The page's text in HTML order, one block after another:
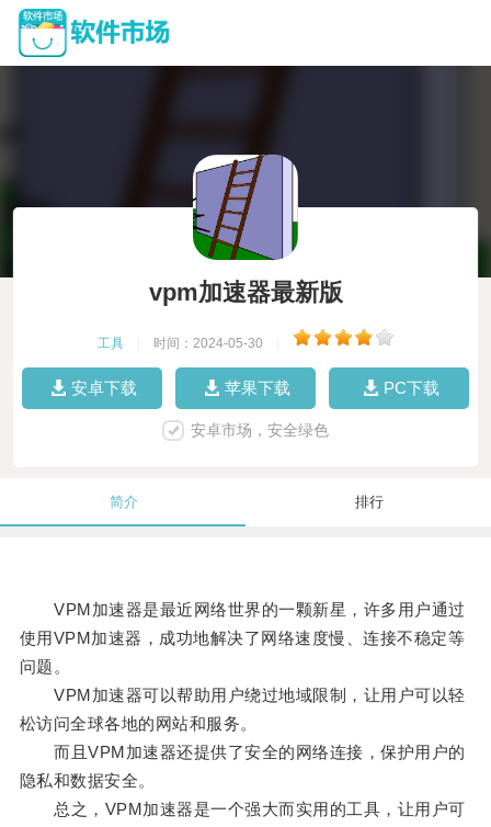
vpm加速器最新版
工具 时间：2024-05-30
安卓下载 苹果下载 PC下载
安卓市场，安全绿色
简介 排行
VPM加速器是最近网络世界的一颗新星，许多用户通过
使用VPM加速器，成功地解决了网络速度慢、连接不稳定等
问题。
VPM加速器可以帮助用户绕过地域限制，让用户可以轻
松访问全球各地的网站和服务。
而且VPM加速器还提供了安全的网络连接，保护用户的
隐私和数据安全。
总之，VPM加速器是一个强大而实用的工具，让用户可